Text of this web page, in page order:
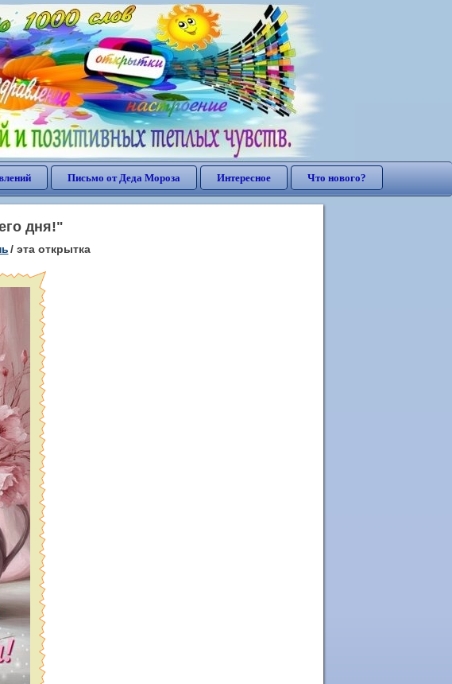
Письмо от Деда Мороза Интересное Что нового?
дня!"
/ эта открытка